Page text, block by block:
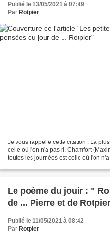
Publié le 13/05/2021 à 07:49
Par Rotpier
Je vous rappelle cette citation : La
celle où l'on n'a pas ri. Chamfort
toutes les journées est celle où l'on
Le poème du jouir : "
de ... Pierre et de Rotpier
Publié le 11/05/2021 à 08:42
Par Rotpier